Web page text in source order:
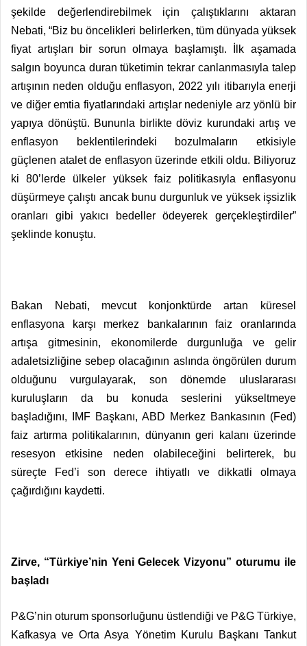
şekilde değerlendirebilmek için çalıştıklarını aktaran
Nebati, “Biz bu öncelikleri belirlerken, tüm dünyada yüksek
fiyat artışları bir sorun olmaya başlamıştı. İlk aşamada
salgın boyunca duran tüketimin tekrar canlanmasıyla talep
artışının neden olduğu enflasyon, 2022 yılı itibarıyla enerji
ve diğer emtia fiyatlarındaki artışlar nedeniyle arz yönlü bir
yapıya dönüştü. Bununla birlikte döviz kurundaki artış ve
enflasyon beklentilerindeki bozulmaların etkisiyle
güçlenen atalet de enflasyon üzerinde etkili oldu. Biliyoruz
ki 80’lerde ülkeler yüksek faiz politikasıyla enflasyonu
düşürmeye çalıştı ancak bunu durgunluk ve yüksek işsizlik
oranları gibi yakıcı bedeller ödeyerek gerçekleştirdiler”
şeklinde konuştu.
Bakan Nebati, mevcut konjonktürde artan küresel
enflasyona karşı merkez bankalarının faiz oranlarında
artışa gitmesinin, ekonomilerde durgunluğa ve gelir
adaletsizliğine sebep olacağının aslında öngörülen durum
olduğunu vurgulayarak, son dönemde uluslararası
kuruluşların da bu konuda seslerini yükseltmeye
başladığını, IMF Başkanı, ABD Merkez Bankasının (Fed)
faiz artırma politikalarının, dünyanın geri kalanı üzerinde
resesyon etkisine neden olabileceğini belirterek, bu
süreçte Fed’i son derece ihtiyatlı ve dikkatli olmaya
çağırdığını kaydetti.
Zirve, “Türkiye’nin Yeni Gelecek Vizyonu” oturumu ile
başladı
P&G’nin oturum sponsorluğunu üstlendiği ve P&G Türkiye,
Kafkasya ve Orta Asya Yönetim Kurulu Başkanı Tankut